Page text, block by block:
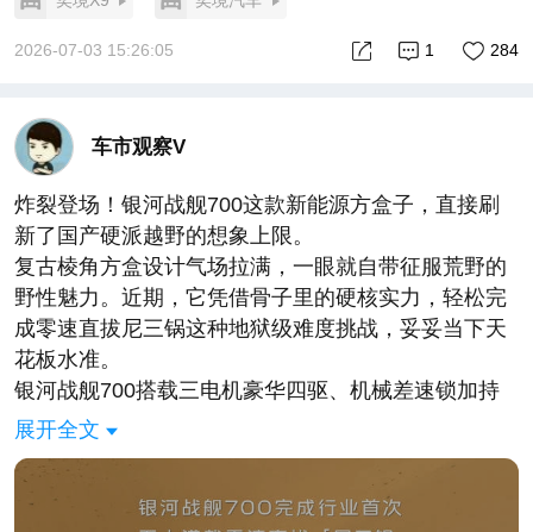
2026-07-03 15:26:05 284
1
车市观察V
炸裂登场！银河战舰700这款新能源方盒子，直接刷
新了国产硬派越野的想象上限。
复古棱角方盒设计气场拉满，一眼就自带征服荒野的
野性魅力。近期，它凭借骨子里的硬核实力，轻松完
成零速直拔尼三锅这种地狱级难度挑战，妥妥当下天
花板水准。
银河战舰700搭载三电机豪华四驱、机械差速锁加持
标志性一体式大梁，搭配傲视全球量产越野的
392Ps/T推重比，纸面实力与实际性能双双碾压同
级。至此吉利彻底补齐高端越野赛道最后一块拼图，
跳出传统燃油越野固有框架，凭借电气化顶尖架构，
展开全文